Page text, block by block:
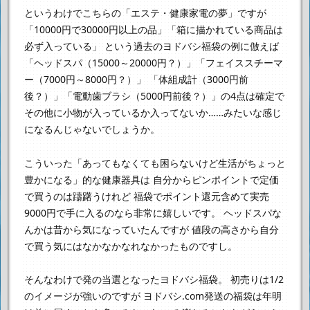
というわけでこちらの「エステ・健康家電の夢」ですが
「10000円で30000円以上の品」「箱に描かれている商品は
必ず入っている」
という過去のヨドバシ福袋の例に倣えば
「ヘッドスパ（15000～20000円？）」「フェイススチーマ
ー（7000円～8000円？）」
「体組成計（3000円前
後？）」「電動歯ブラシ（5000円前後？）」の4点は確定で
その他に小物が入っているか入ってないか……みたいな感じ
になるんじゃないでしょうか。
こういった「あってもなくても困らないけど生活がちょっと
豊かになる」的な健康器具は 自分からピンポイントで定価
で買うのは躊躇うけれど 福袋でポイント還元含めて実売
9000円で手に入るのなら非常に嬉しいです。
ヘッドスパな
んかは昔から気になっていたんですが値段の高さから自分
で買う気にはなかなかなれなかったものですし。
そんなわけで発の当選となったヨドバシ福袋。
初売りは1/2
のイメージが強いのですが ヨドバシ.com発送の福袋は年明